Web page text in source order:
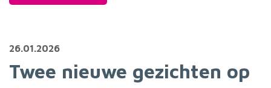
26.01.2026
Twee nieuwe gezichten op